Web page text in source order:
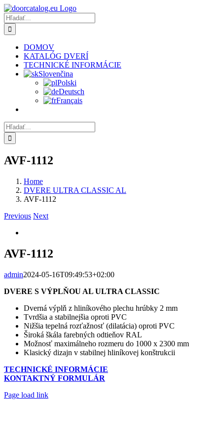
Skip
to
content
Hľadať:
DOMOV
KATALÓG DVERÍ
TECHNICKÉ INFORMÁCIE
Slovenčina
Polski
Deutsch
Français
Hľadať:
AVF-1112
Home
DVERE ULTRA CLASSIC AL
AVF-1112
Previous Next
obrázok
AVF-1112
admin2024-05-16T09:49:53+02:00
DVERE S VÝPLŇOU AL ULTRA CLASSIC
Dverná výplň z hliníkového plechu hrúbky 2 mm
Tvrdšia a stabilnejšia oproti PVC
Nižšia tepelná rozťažnosť (dilatácia) oproti PVC
Široká škála farebných odtieňov RAL
Možnosť maximálneho rozmeru do 1000 x 2300 mm
Klasický dizajn v stabilnej hliníkovej konštrukcii
TECHNICKÉ INFORMÁCIE
KONTAKTNÝ FORMULÁR
Page load link